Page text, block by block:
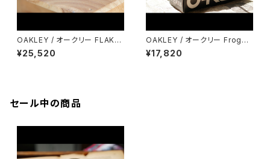
OAKLEY / オークリー FLAK2.
0 フラック2.0 サングラス メガネ
¥25,520
OAKLEY / オークリー Frogsk
ins フロッグスキン サングラス
メガネ
¥17,820
セール中の商品